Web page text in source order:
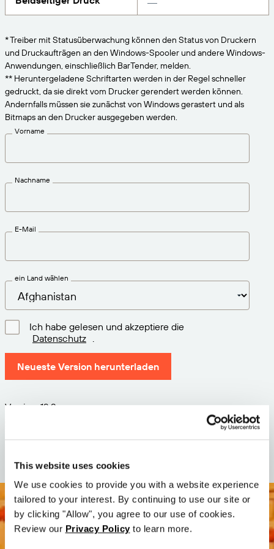
This website uses cookies
We use cookies to provide you with a website experience
tailored to your interest. By continuing to use our site or
by clicking "Allow", you agree to our use of cookies.
Review our Privacy Policy to learn more.
Preise
Kostenlos testen
Technische Daten
Print Connectors
Lösungsübersicht
VERBINDEN
Über uns
Karriere
Nachrichten
Erhalten Sie die Unterstützung, die Ihren
* Treiber mit Statusüberwachung können den Status von Druckern
und Druckaufträgen an den Windows-Spooler und andere Windows-
Anwendungen, einschließlich BarTender, melden.
** Heruntergeladene Schriftarten werden in der Regel schneller
gedruckt, da sie direkt vom Drucker gerendert werden können.
Andernfalls müssen sie zunächst von Windows gerastert und als
Bitmaps an den Drucker ausgegeben werden.
Vorname
Nachname
E-Mail
ein Land wählen
Ich habe gelesen und akzeptiere die
Datenschutz
Neueste Version herunterladen
Version: 12.3
Datum: 2026-05-05